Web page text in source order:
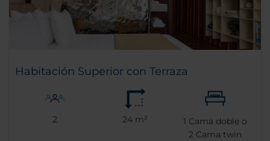
Habitación Superior con Terraza
2 24 m² 1 Cama doble o
2 Cama twin